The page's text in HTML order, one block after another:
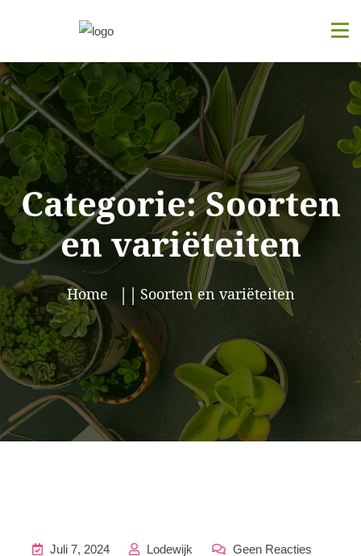
Categorie:Soorten
en variëteiten
Home Soorten en variëteiten
Juli 7, 2024 Lodewijk Geen Reacties